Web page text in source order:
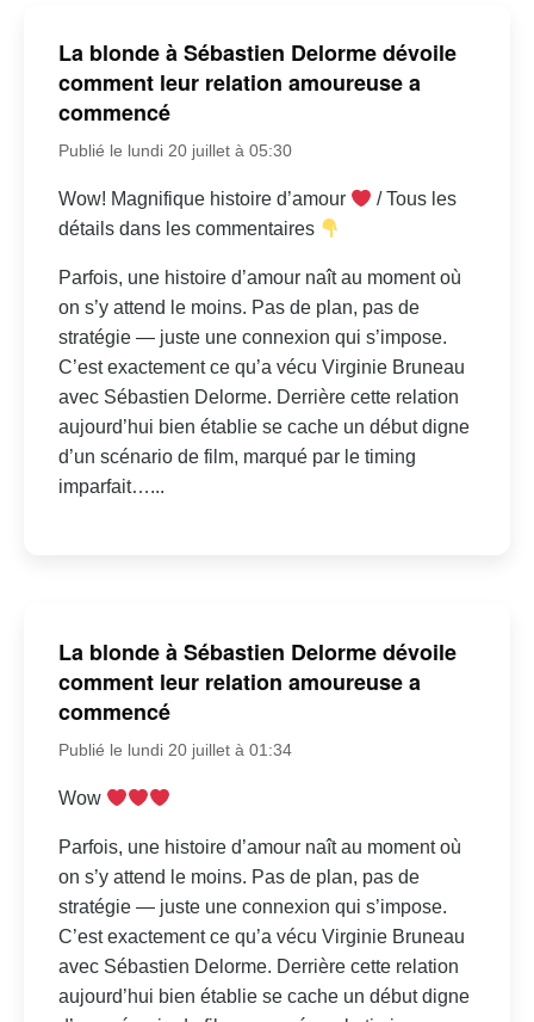
La blonde à Sébastien Delorme dévoile
comment leur relation amoureuse a
commencé
Publié le lundi 20 juillet à 05:30
Wow! Magnifique histoire d’amour
/ Tous les
détails dans les commentaires
Parfois, une histoire d’amour naît au moment où
on s’y attend le moins. Pas de plan, pas de
stratégie — juste une connexion qui s’impose.
C’est exactement ce qu’a vécu Virginie Bruneau
avec Sébastien Delorme. Derrière cette relation
aujourd’hui bien établie se cache un début digne
d’un scénario de film, marqué par le timing
imparfait…...
La blonde à Sébastien Delorme dévoile
comment leur relation amoureuse a
commencé
Publié le lundi 20 juillet à 01:34
Wow
Parfois, une histoire d’amour naît au moment où
on s’y attend le moins. Pas de plan, pas de
stratégie — juste une connexion qui s’impose.
C’est exactement ce qu’a vécu Virginie Bruneau
avec Sébastien Delorme. Derrière cette relation
aujourd’hui bien établie se cache un début digne